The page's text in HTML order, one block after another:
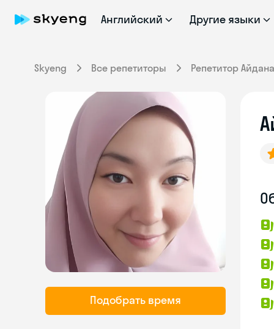
Английский Другие языки
Skyeng Все репетиторы Репетитор Айдана
Подобрать время